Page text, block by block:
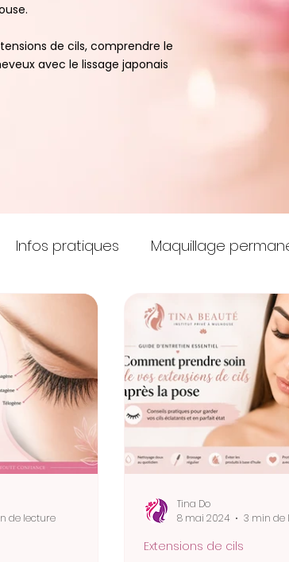
de cils, comprendre le
avec le lissage japonais
Infos pratiques Maquillage
de lecture
Extensions de cils
Tina Do
8 mai 2024
3 min de